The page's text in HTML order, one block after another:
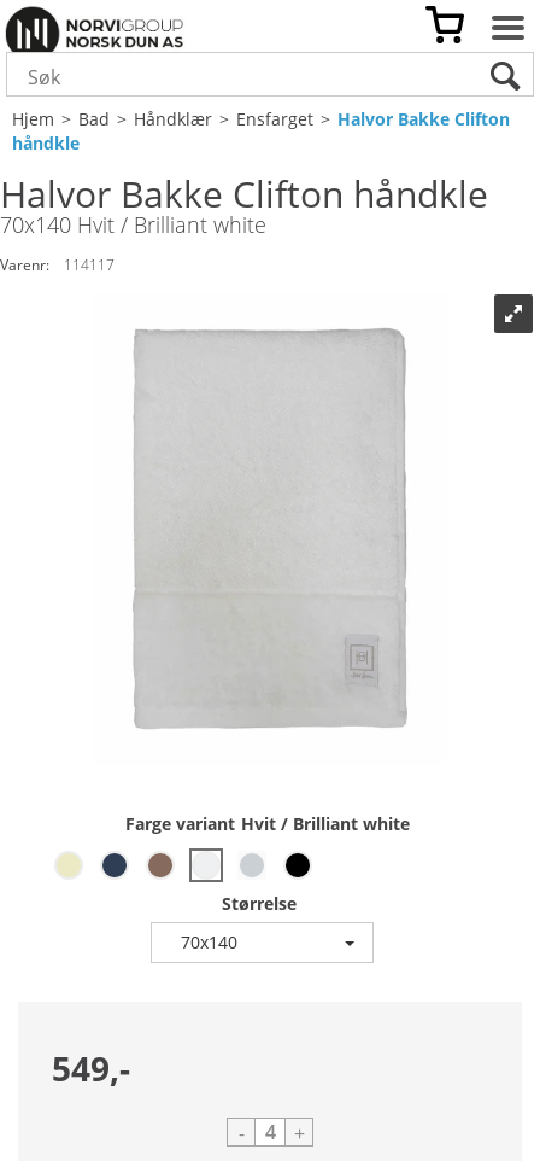
Hjem>Bad>Håndklær>Ensfarget>Halvor Bakke Clifton
håndkle
Halvor Bakke Clifton håndkle
70x140 Hvit / Brilliant white
Varenr: 114117
Farge variant Hvit / Brilliant white
Størrelse
70x140
549,-
- +